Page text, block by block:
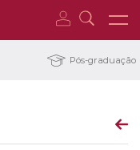
Pós-graduação